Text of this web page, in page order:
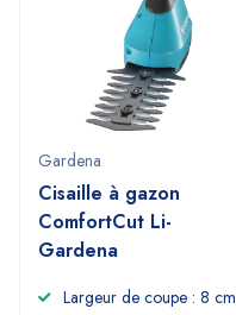
Gardena
Cisaille à gazon
ComfortCut Li-
Gardena
Largeur de coupe : 8 cm